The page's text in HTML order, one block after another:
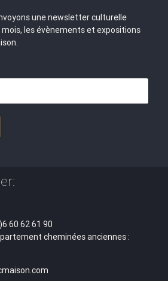
une newsletter culturelle
les évènements et expositions
60 62 61 90
cheminées anciennes :